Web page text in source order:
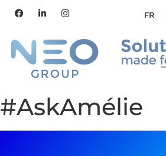
FR
#AskAmélie